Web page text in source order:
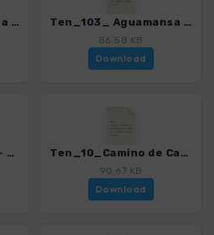
Ten_103_ Aguamansa - La Orotava.gpx Ten_103_ Aguamansa - Pino Alto - La Orotava.gpx
86.58 KB
Download
Ten_103_ Pinoleris - Llano Corrales.gpx Ten_10_Camino de Candelaria Arafo - Crucita.gpx
90.67 KB
Download